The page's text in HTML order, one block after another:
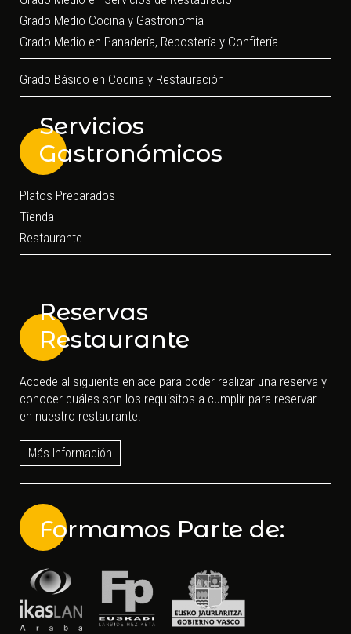
Grado Medio Cocina y Gastronomía
Grado Medio en Panadería, Repostería y Confitería
Grado Básico en Cocina y Restauración
Servicios
Gastronómicos
Platos Preparados
Tienda
Restaurante
Reservas
Restaurante
Accede al siguiente enlace para poder realizar una reserva y
conocer cuáles son los requisitos a cumplir para reservar
en nuestro restaurante.
Más Información
Formamos Parte de: